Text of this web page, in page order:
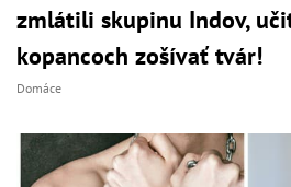
zmlátili skupinu Indov,
kopancoch zošívať tvár!
Domáce